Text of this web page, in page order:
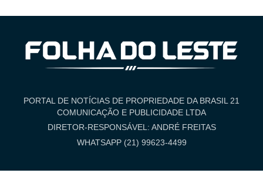
PORTAL DE NOTÍCIAS DE PROPRIEDADE DA BRASIL 21
COMUNICAÇÃO E PUBLICIDADE LTDA
DIRETOR-RESPONSÁVEL: ANDRÉ FREITAS
WHATSAPP (21) 99623-4499